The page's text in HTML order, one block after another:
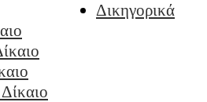
Δικηγορικά